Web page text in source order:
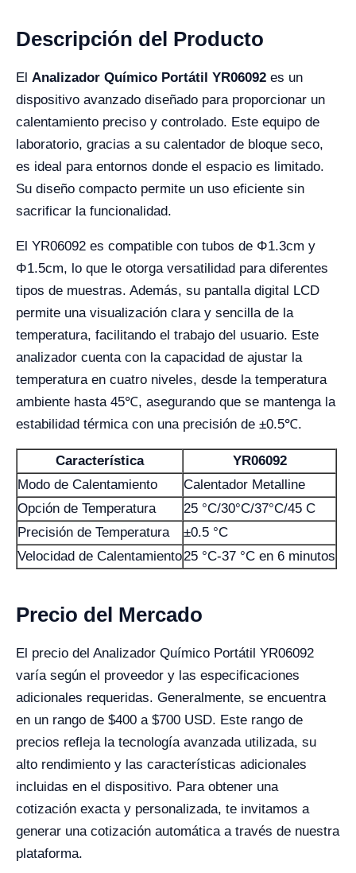
Descripción del Producto
El Analizador Químico Portátil YR06092 es un
dispositivo avanzado diseñado para proporcionar un
calentamiento preciso y controlado. Este equipo de
laboratorio, gracias a su calentador de bloque seco,
es ideal para entornos donde el espacio es limitado.
Su diseño compacto permite un uso eficiente sin
sacrificar la funcionalidad.
El YR06092 es compatible con tubos de Φ1.3cm y
Φ1.5cm, lo que le otorga versatilidad para diferentes
tipos de muestras. Además, su pantalla digital LCD
permite una visualización clara y sencilla de la
temperatura, facilitando el trabajo del usuario. Este
analizador cuenta con la capacidad de ajustar la
temperatura en cuatro niveles, desde la temperatura
ambiente hasta 45℃, asegurando que se mantenga la
estabilidad térmica con una precisión de ±0.5℃.
Característica
YR06092
Modo de Calentamiento
Calentador Metalline
Opción de Temperatura
25 °C/30°C/37°C/45 C
Precisión de Temperatura
±0.5 °C
Velocidad de Calentamiento25 °C-37 °C en 6 minutos
Precio del Mercado
El precio del Analizador Químico Portátil YR06092
varía según el proveedor y las especificaciones
adicionales requeridas. Generalmente, se encuentra
en un rango de $400 a $700 USD. Este rango de
precios refleja la tecnología avanzada utilizada, su
alto rendimiento y las características adicionales
incluidas en el dispositivo. Para obtener una
cotización exacta y personalizada, te invitamos a
generar una cotización automática a través de nuestra
plataforma.